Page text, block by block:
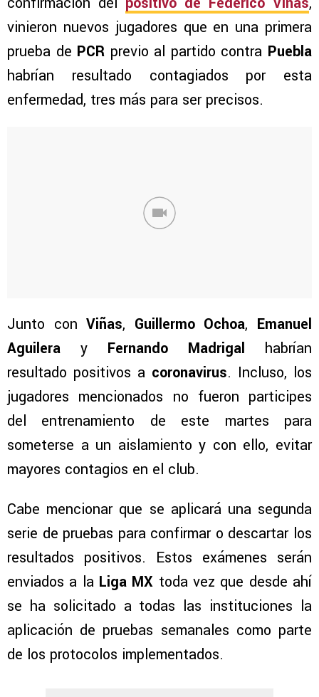
vinieron nuevos jugadores que en una primera
prueba de PCR previo al partido contra Puebla
habrían resultado contagiados por esta
enfermedad, tres más para ser precisos.
Junto conViñas, Guillermo Ochoa, Emanuel
Aguilera y Fernando Madrigal habrían
resultado positivos a coronavirus. Incluso, los
jugadores mencionados no fueron participes
del entrenamiento de este martes para
someterse a un aislamiento y con ello, evitar
mayores contagios en el club.
Cabe mencionar que se aplicará una segunda
serie de pruebas para confirmar o descartar los
resultados positivos. Estos exámenes serán
enviados a la Liga MX toda vez que desde ahí
se ha solicitado a todas las instituciones la
aplicación de pruebas semanales como parte
de los protocolos implementados.